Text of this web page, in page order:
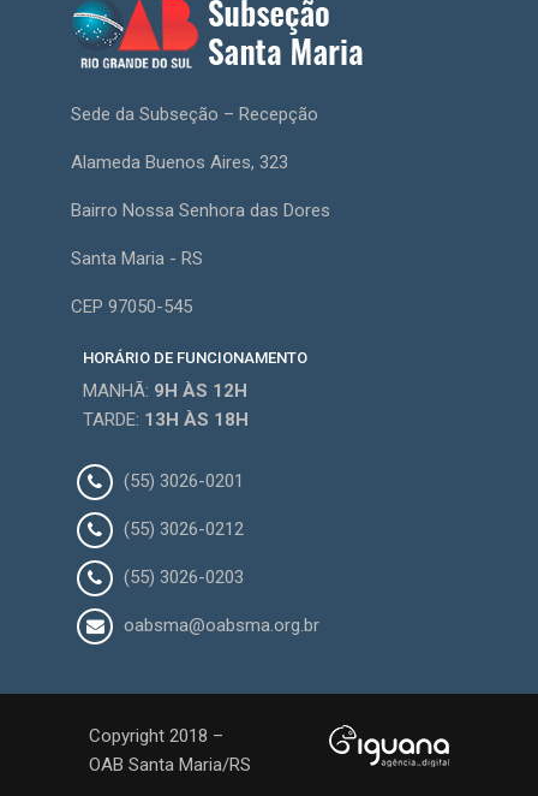
Sede da Subseção – Recepção
Alameda Buenos Aires, 323
Bairro Nossa Senhora das Dores
Santa Maria - RS
CEP 97050-545
HORÁRIO DE FUNCIONAMENTO
MANHÃ: 9H ÀS 12H
TARDE: 13H ÀS 18H
(55) 3026-0201
(55) 3026-0212
(55) 3026-0203
oabsma@oabsma.org.br
Copyright 2018 –
OAB Santa Maria/RS